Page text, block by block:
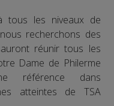
tous les niveaux de
recherchons des
réunir tous les
Dame de Philerme
référence dans
atteintes de TSA